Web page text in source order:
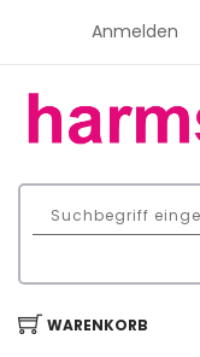
Anmelden
WARENKORB